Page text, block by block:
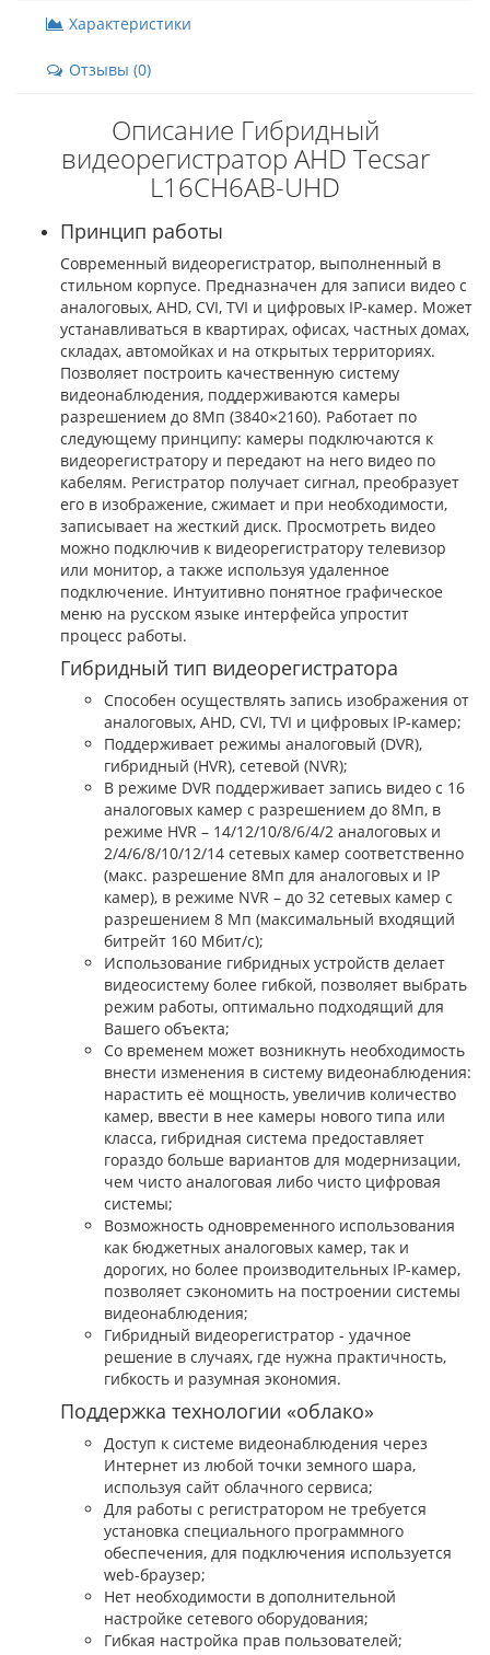
Характеристики
Отзывы (0)
Описание Гибридный
видеорегистратор AHD Tecsar
L16CH6AB-UHD
Принцип работы
Современный видеорегистратор, выполненный в
стильном корпусе. Предназначен для записи видео с
аналоговых, AHD, CVI, TVI и цифровых IP-камер. Может
устанавливаться в квартирах, офисах, частных домах,
складах, автомойках и на открытых территориях.
Позволяет построить качественную систему
видеонаблюдения, поддерживаются камеры
разрешением до 8Мп (3840×2160). Работает по
следующему принципу: камеры подключаются к
видеорегистратору и передают на него видео по
кабелям. Регистратор получает сигнал, преобразует
его в изображение, сжимает и при необходимости,
записывает на жесткий диск. Просмотреть видео
можно подключив к видеорегистратору телевизор
или монитор, а также используя удаленное
подключение. Интуитивно понятное графическое
меню на русском языке интерфейса упростит
процесс работы.
Гибридный тип видеорегистратора
Способен осуществлять запись изображения от
аналоговых, AHD, CVI, TVI и цифровых IP-камер;
Поддерживает режимы аналоговый (DVR),
гибридный (HVR), сетевой (NVR);
В режиме DVR поддерживает запись видео с 16
аналоговых камер с разрешением до 8Мп, в
режиме HVR – 14/12/10/8/6/4/2 аналоговых и
2/4/6/8/10/12/14 сетевых камер соответственно
(макс. разрешение 8Мп для аналоговых и IP
камер), в режиме NVR – до 32 сетевых камер с
разрешением 8 Мп (максимальный входящий
битрейт 160 Мбит/с);
Использование гибридных устройств делает
видеосистему более гибкой, позволяет выбрать
режим работы, оптимально подходящий для
Вашего объекта;
Со временем может возникнуть необходимость
внести изменения в систему видеонаблюдения:
нарастить её мощность, увеличив количество
камер, ввести в нее камеры нового типа или
класса, гибридная система предоставляет
гораздо больше вариантов для модернизации,
чем чисто аналоговая либо чисто цифровая
системы;
Возможность одновременного использования
как бюджетных аналоговых камер, так и
дорогих, но более производительных IP-камер,
позволяет сэкономить на построении системы
видеонаблюдения;
Гибридный видеорегистратор - удачное
решение в случаях, где нужна практичность,
гибкость и разумная экономия.
Поддержка технологии «облако»
Доступ к системе видеонаблюдения через
Интернет из любой точки земного шара,
используя сайт облачного сервиса;
Для работы с регистратором не требуется
установка специального программного
обеспечения, для подключения используется
web-браузер;
Нет необходимости в дополнительной
настройке сетевого оборудования;
Гибкая настройка прав пользователей;